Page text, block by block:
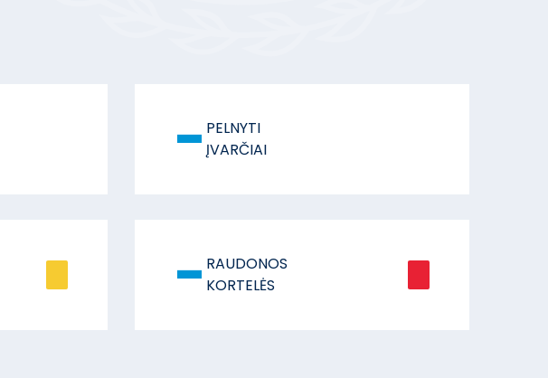
-PELNYTI
ĮVARČIAI
- RAUDONOS
KORTELĖS